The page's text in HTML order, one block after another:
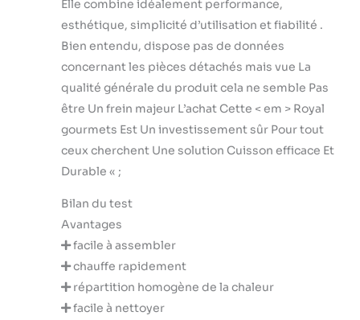
Portable et
Pratique: Plancha
gaz portable, ce
qui en fait un BBQ
diverses activités
de plein air telles
que les sorties à la
plage, la
Elle combine idéalement performance,
esthétique, simplicité d’utilisation et fiabilité .
Bien entendu, dispose pas de données
concernant les pièces détachés mais vue La
qualité générale du produit cela ne semble Pas
être Un frein majeur L’achat Cette < em > Royal
gourmets Est Un investissement sûr Pour tout
ceux cherchent Une solution Cuisson efficace Et
Durable « ;
Bilan du test
Avantages
facile à assembler
chauffe rapidement
répartition homogène de la chaleur
facile à nettoyer